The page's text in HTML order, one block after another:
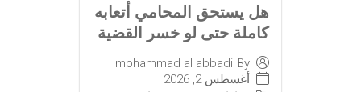
هل يستحق المحامي أتعابه
كاملة حتى لو خسر القضية
By
mohammad al abbadi
أغسطس 2, 2026